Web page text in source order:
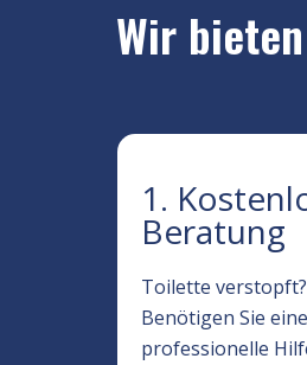
Wir
1.
Beratung
Toilette verstopft?
Benötigen Sie eine
professionelle